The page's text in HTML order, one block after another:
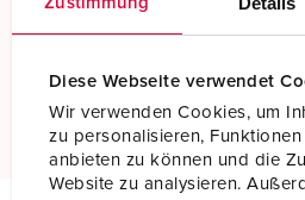
Diese Webseite verwendet
Wir verwenden Cookies, um
zu personalisieren,
anbieten zu können und die
Website zu analysieren.
Screw